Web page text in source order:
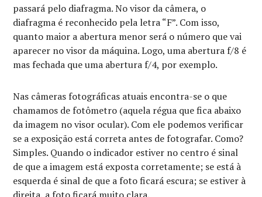
passará pelo diafragma. No visor da câmera, o
diafragma é reconhecido pela letra “F”. Com isso,
quanto maior a abertura menor será o número que vai
aparecer no visor da máquina. Logo, uma abertura f/8 é
mas fechada que uma abertura f/4, por exemplo.
Nas câmeras fotográficas atuais encontra-se o que
chamamos de fotômetro (aquela régua que fica abaixo
da imagem no visor ocular). Com ele podemos verificar
se a exposição está correta antes de fotografar. Como?
Simples. Quando o indicador estiver no centro é sinal
de que a imagem está exposta corretamente; se está à
esquerda é sinal de que a foto ficará escura; se estiver à